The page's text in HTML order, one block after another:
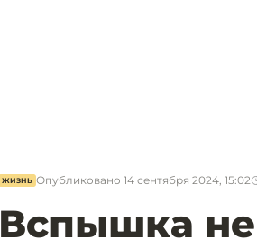
ЖИЗНЬ Опубликовано 14 сентября 2024, 15:02
Вспышка